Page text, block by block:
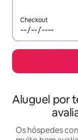
Checkout
Aluguel por
Os hóspedes